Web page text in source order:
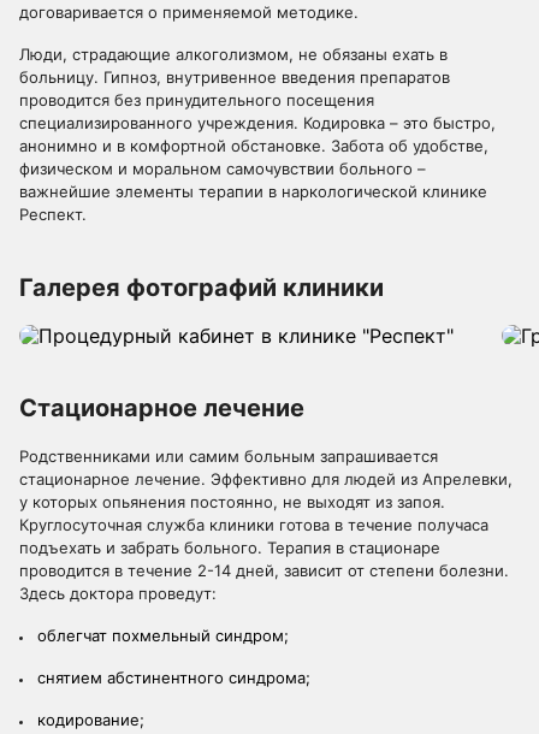
договаривается о применяемой методике.
Люди, страдающие алкоголизмом, не обязаны ехать в
больницу. Гипноз, внутривенное введения препаратов
проводится без принудительного посещения
специализированного учреждения. Кодировка – это быстро,
анонимно и в комфортной обстановке. Забота об удобстве,
физическом и моральном самочувствии больного –
важнейшие элементы терапии в наркологической клинике
Респект.
Галерея фотографий клиники
Стационарное лечение
Родственниками или самим больным запрашивается
стационарное лечение. Эффективно для людей из Апрелевки,
у которых опьянения постоянно, не выходят из запоя.
Круглосуточная служба клиники готова в течение получаса
подъехать и забрать больного. Терапия в стационаре
проводится в течение 2-14 дней, зависит от степени болезни.
Здесь доктора проведут:
облегчат похмельный синдром;
снятием абстинентного синдрома;
кодирование;